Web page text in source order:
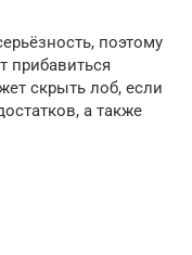
поэтому
прибавиться
скрыть лоб, если
а также